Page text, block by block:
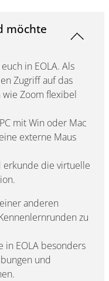
möchte
in EOLA. Als
Zugriff auf das
wie Zoom flexibel
mit Win oder Mac
externe Maus
erkunde die virtuelle
anderen
zu
in EOLA besonders
und